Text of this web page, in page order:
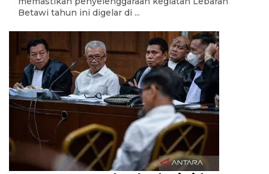
Betawi tahun ini digelar di ...